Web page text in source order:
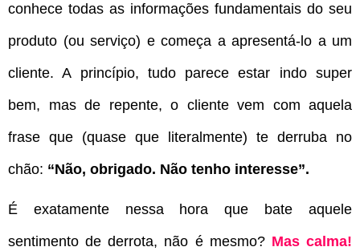
conhece todas as informações fundamentais do seu
produto (ou serviço) e começa a apresentá-lo a um
cliente. A princípio, tudo parece estar indo super
bem, mas de repente, o cliente vem com aquela
frase que (quase que literalmente) te derruba no
chão: “Não, obrigado. Não tenho interesse”.
É exatamente nessa hora que bate aquele
sentimento de derrota, não é mesmo? Mas calma!